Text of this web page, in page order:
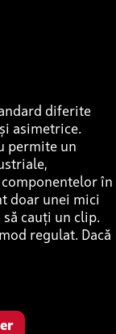
diferite
asimetrice.
permite un
în
doar unei mici
cauți un clip.
regulat. Dacă